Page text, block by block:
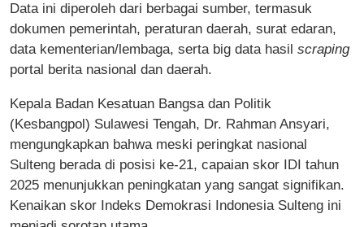
Data ini diperoleh dari berbagai sumber, termasuk
dokumen pemerintah, peraturan daerah, surat edaran,
data kementerian/lembaga, serta big data hasil scraping
portal berita nasional dan daerah.
Kepala Badan Kesatuan Bangsa dan Politik
(Kesbangpol) Sulawesi Tengah, Dr. Rahman Ansyari,
mengungkapkan bahwa meski peringkat nasional
Sulteng berada di posisi ke-21, capaian skor IDI tahun
2025 menunjukkan peningkatan yang sangat signifikan.
Kenaikan skor Indeks Demokrasi Indonesia Sulteng ini